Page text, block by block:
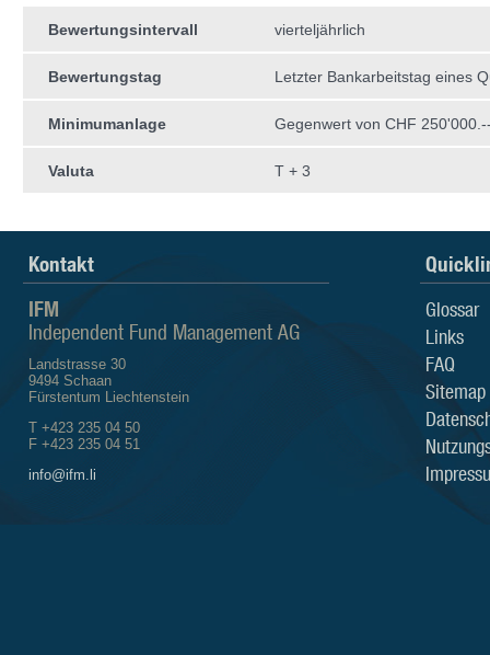
Bewertungsintervall vierteljährlich
Bewertungstag Letzter Bankarbeitstag eines
Minimumanlage Gegenwert von CHF
Valuta T + 3
Kontakt
IFM
Independent Fund Management AG
Landstrasse 30
9494 Schaan
Fürstentum Liechtenstein
T +423 235 04 50
F +423 235 04 51
info@ifm.li
Glossar
Links
FAQ
Sitemap